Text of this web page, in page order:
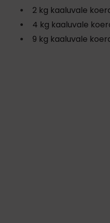
2 kg kaaluvale
4 kg kaaluvale
9 kg kaaluvale